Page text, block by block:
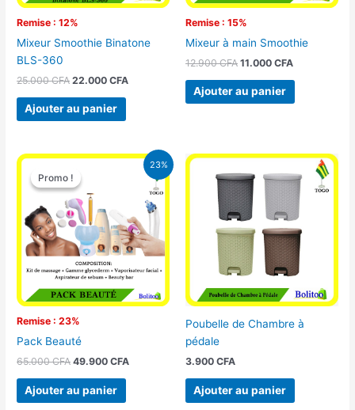
Remise : 12%
Mixeur Smoothie Binatone
BLS-360
25.000CFA 22.000CFA
Ajouter au panier
Remise : 15%
Mixeur à main Smoothie
12.900CFA 11.000 CFA
Ajouter au panier
23%
Promo !
Remise : 23%
Promo !
Pack Beauté
65.000CFA
Le
prix
initial
était :
65.000 CFA.
49.900CFA
Le
prix
actuel
est :
49.900 CFA.
Ajouter au panier
Poubelle de Chambre à
pédale
3.900 CFA
Ajouter au panier